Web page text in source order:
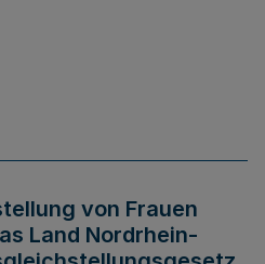
von Frauen
Land Nordrhein-